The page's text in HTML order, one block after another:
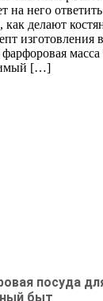
него
как делают
изготовления
масса
[…]
посуда
быт